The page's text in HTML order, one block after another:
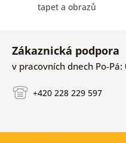
tapet a obrazů
Zákaznická podpora
v pracovních dnech Po-Pá:
+420 228 229 597